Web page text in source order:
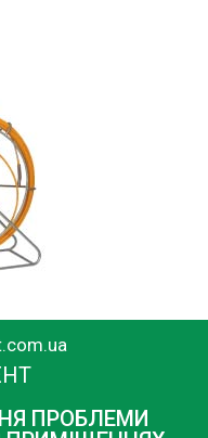
ПРОБЛЕМИ